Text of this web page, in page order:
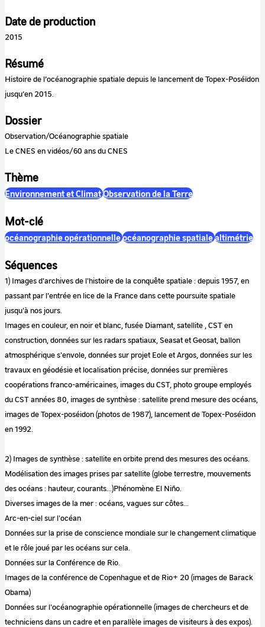
Date de production
2015
Résumé
Histoire de l’océanographie spatiale depuis le lancement de Topex-Poséïdon
jusqu’en 2015.
Dossier
Observation/Océanographie spatiale
Le CNES en vidéos/60 ans du CNES
Thème
Environnement et ClimatObservation de la Terre
Mot-clé
océanographie opérationnelleocéanographie spatialealtimétrie
Séquences
1) Images d'archives de l'histoire de la conquête spatiale : depuis 1957, en
passant par l'entrée en lice de la France dans cette poursuite spatiale
jusqu'à nos jours.
Images en couleur, en noir et blanc, fusée Diamant, satellite , CST en
construction, données sur les radars spatiaux, Seasat et Geosat, ballon
atmosphérique s'envole, données sur projet Eole et Argos, données sur les
travaux en géodésie et localisation précise, données sur premières
coopérations franco-américaines, images du CST, photo groupe employés
du CST années 80, images de synthèse : satellite prend mesure des océans,
images de Topex-poséidon (photos de 1987), lancement de Topex-Poséidon
en 1992.
2) Images de synthèse : satellite en orbite prend des mesures des océans.
Modélisation des images prises par satellite (globe terrestre, mouvements
des océans : hauteur, courants...)Phénomène El Niño.
Diverses images de la mer : océans, vagues sur côtes...
Arc-en-ciel sur l'océan
Données sur la prise de conscience mondiale sur le changement climatique
et le rôle joué par les océans sur cela.
Données sur la Conférence de Rio.
Images de la conférence de Copenhague et de Rio+ 20 (images de Barack
Obama)
Données sur l'océanographie opérationnelle (images de chercheurs et de
techniciens dans un cadre et en parallèle images de visiteurs à des expos).